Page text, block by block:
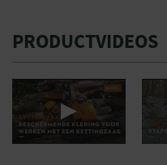
PRODUCTVIDEOS